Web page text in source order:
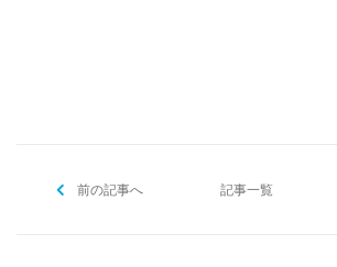
前の記事へ 記事一覧